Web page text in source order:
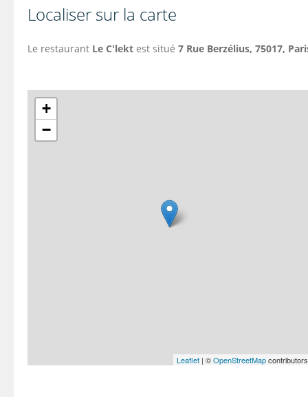
Localiser sur la carte
Le restaurant Le C'lekt est situé 7 Rue Berzélius, 75017,
+
−
Leaflet | ©OpenStreetMapcontributors